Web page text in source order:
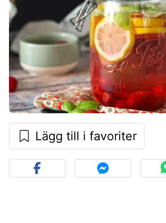
Lägg till i favoriter